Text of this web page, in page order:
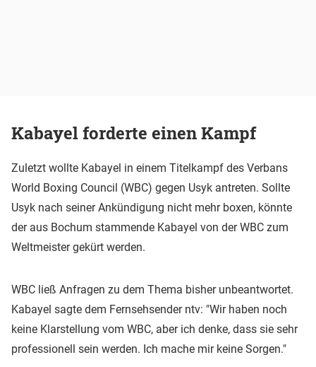
Kabayel forderte einen Kampf
Zuletzt wollte Kabayel in einem Titelkampf des Verbans
World Boxing Council (WBC) gegen Usyk antreten. Sollte
Usyk nach seiner Ankündigung nicht mehr boxen, könnte
der aus Bochum stammende Kabayel von der WBC zum
Weltmeister gekürt werden.
WBC ließ Anfragen zu dem Thema bisher unbeantwortet.
Kabayel sagte dem Fernsehsender ntv: "Wir haben noch
keine Klarstellung vom WBC, aber ich denke, dass sie sehr
professionell sein werden. Ich mache mir keine Sorgen."